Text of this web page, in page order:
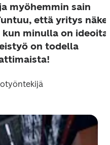
myöhemmin sain
että yritys
minulla on ideoita
on todella